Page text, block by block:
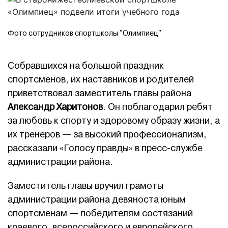
Фото сотрудников спортшколы "Олимпиец"
Собравшихся на большой праздник
спортсменов, их наставников и родителей
приветствовал заместитель главы района
Александр Харитонов. Он поблагодарил ребят
за любовь к спорту и здоровому образу жизни, а
их тренеров — за высокий профессионализм,
рассказали «Голосу правды» в пресс-службе
администрации района.
Заместитель главы вручил грамоты
администрации района девяноста юным
спортсменам — победителям состязаний